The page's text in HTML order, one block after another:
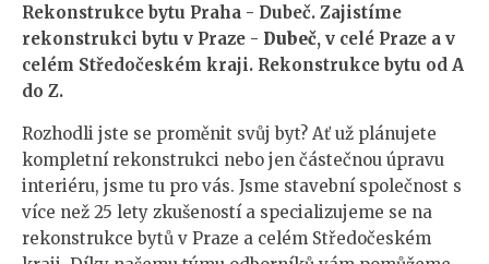
Rekonstrukce bytu Praha - Dubeč. Zajistíme
rekonstrukci bytu v Praze - Dubeč, v celé Praze a v
celém Středočeském kraji. Rekonstrukce bytu od A
do Z.
Rozhodli jste se proměnit svůj byt? Ať už plánujete
kompletní rekonstrukci nebo jen částečnou úpravu
interiéru, jsme tu pro vás. Jsme stavební společnost s
více než 25 lety zkušeností a specializujeme se na
rekonstrukce bytů v Praze a celém Středočeském